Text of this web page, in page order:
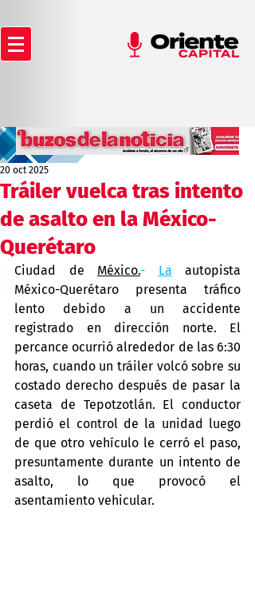
Tráiler vuelca tras intento
de asalto en la México-
Querétaro
20 oct 2025
Ciudad de México.- La autopista
México-Querétaro presenta tráfico
lento debido a un accidente
registrado en dirección norte. El
percance ocurrió alrededor de las 6:30
horas, cuando un tráiler volcó sobre su
costado derecho después de pasar la
caseta de Tepotzotlán. El conductor
perdió el control de la unidad luego
de que otro vehículo le cerró el paso,
presuntamente durante un intento de
asalto, lo que provocó el
asentamiento vehicular.